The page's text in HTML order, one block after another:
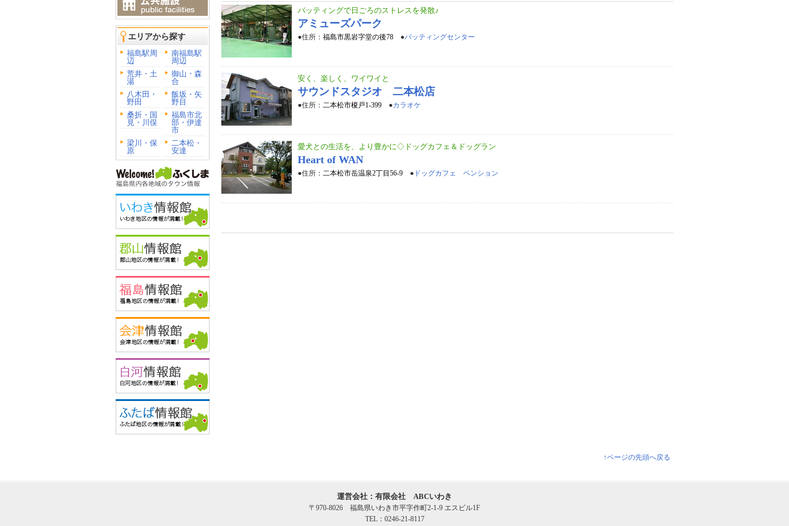
エリアから探す
福島駅周
辺
南福島駅
周辺
荒井・土
湯
御山・森
合
八木田・
野田
飯坂・矢
野目
桑折・国
見・川俣
福島市北
部・伊達
市
梁川・保
原
二本松・
安達
バッティングで日ごろのストレスを発散♪
アミューズパーク
●住所： 福島市黒岩字堂の後78 ●バッティングセンター
安く、楽しく、ワイワイと
サウンドスタジオ 二本松店
●住所： 二本松市榎戸1-399 ●カラオケ
愛犬との生活を、より豊かに◇ドッグカフェ＆ドッグラン
Heart of WAN
●住所： 二本松市岳温泉2丁目56-9 ● ドッグカフェ ペンション
↑ページの先頭へ戻る
運営会社：有限会社 ABCいわき
〒970-8026 福島県いわき市平字作町2-1-9 エスビル1F
TEL：0246-21-8117